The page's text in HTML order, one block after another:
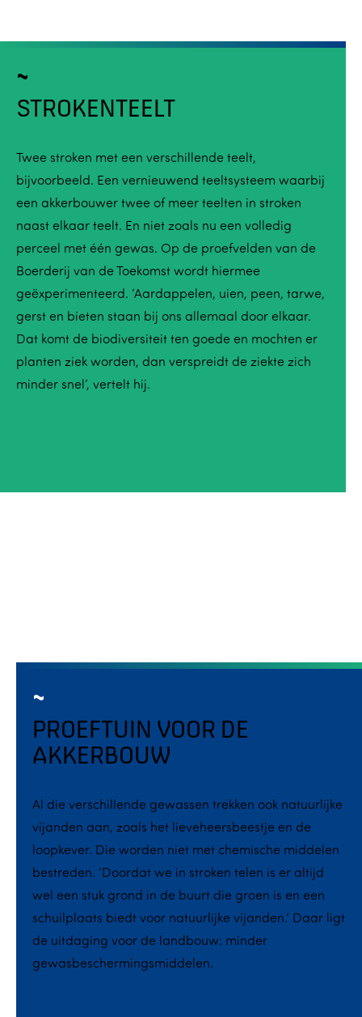
STROKENTEELT
Twee stroken met een verschillende teelt,
bijvoorbeeld. Een vernieuwend teeltsysteem waarbij
een akkerbouwer twee of meer teelten in stroken
naast elkaar teelt. En niet zoals nu een volledig
perceel met één gewas. Op de proefvelden van de
Boerderij van de Toekomst wordt hiermee
geëxperimenteerd. ‘Aardappelen, uien, peen, tarwe,
gerst en bieten staan bij ons allemaal door elkaar.
Dat komt de biodiversiteit ten goede en mochten er
planten ziek worden, dan verspreidt de ziekte zich
minder snel’, vertelt hij.
PROEFTUIN VOOR DE
AKKERBOUW
Al die verschillende gewassen trekken ook natuurlijke
vijanden aan, zoals het lieveheersbeestje en de
loopkever. Die worden niet met chemische middelen
bestreden. ‘Doordat we in stroken telen is er altijd
wel een stuk grond in de buurt die groen is en een
schuilplaats biedt voor natuurlijke vijanden.’ Daar ligt
de uitdaging voor de landbouw: minder
gewasbeschermingsmiddelen.